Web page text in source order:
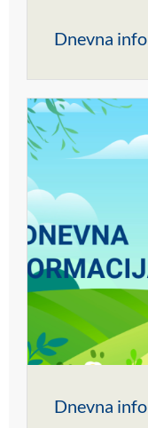
Dnevna
Dnevna